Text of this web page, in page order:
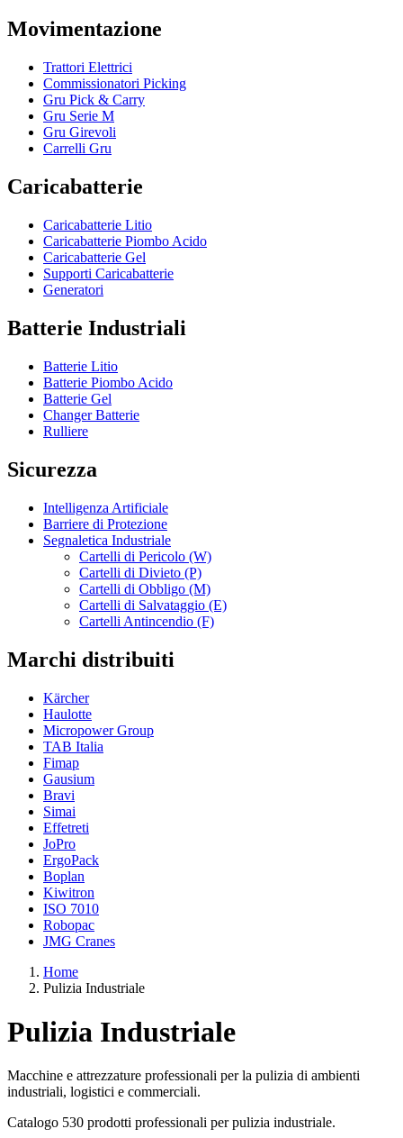
Movimentazione
Trattori Elettrici
Commissionatori Picking
Gru Pick & Carry
Gru Serie M
Gru Girevoli
Carrelli Gru
Caricabatterie
Caricabatterie Litio
Caricabatterie Piombo Acido
Caricabatterie Gel
Supporti Caricabatterie
Generatori
Batterie Industriali
Batterie Litio
Batterie Piombo Acido
Batterie Gel
Changer Batterie
Rulliere
Sicurezza
Intelligenza Artificiale
Barriere di Protezione
Segnaletica Industriale
Cartelli di Pericolo (W)
Cartelli di Divieto (P)
Cartelli di Obbligo (M)
Cartelli di Salvataggio (E)
Cartelli Antincendio (F)
Marchi distribuiti
Kärcher
Haulotte
Micropower Group
TAB Italia
Fimap
Gausium
Bravi
Simai
Effetreti
JoPro
ErgoPack
Boplan
Kiwitron
ISO 7010
Robopac
JMG Cranes
Home
Pulizia Industriale
Pulizia Industriale
Macchine e attrezzature professionali per la pulizia di ambienti
industriali, logistici e commerciali.
Catalogo 530 prodotti professionali per pulizia industriale.